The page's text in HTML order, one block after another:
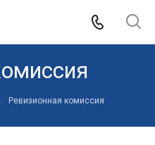
Ревизионная комиссия